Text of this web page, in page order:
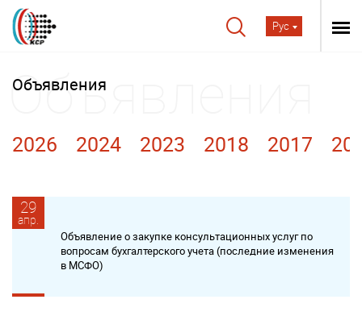
Рус
Объявления
2026 2024 2023 2018 2017
29
апр.
Объявление о закупке консультационных услуг по
вопросам бухгалтерского учета (последние изменения
в МСФО)